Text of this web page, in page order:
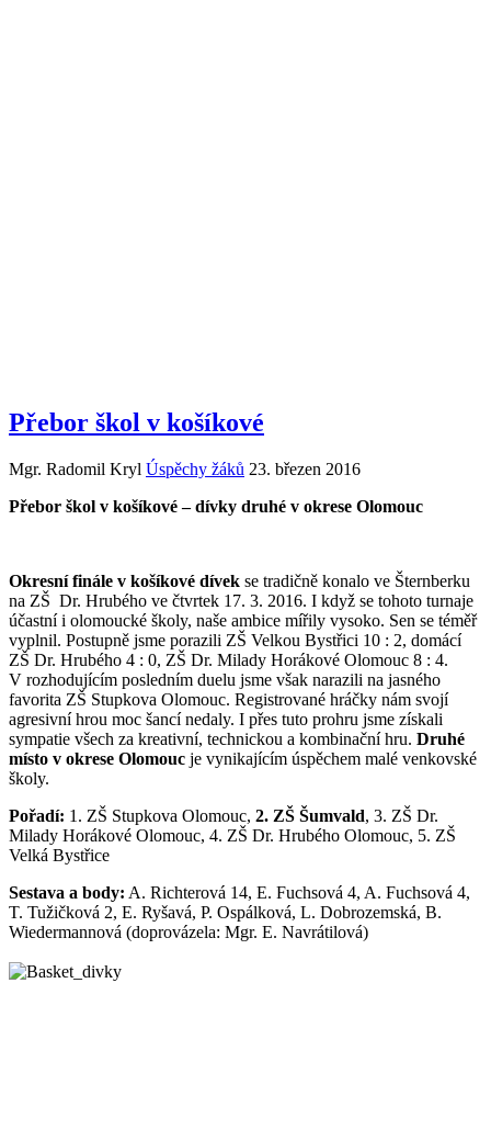
Přebor škol v košíkové
Mgr. Radomil Kryl Úspěchy žáků 23. březen 2016
Přebor škol v košíkové – dívky druhé v okrese Olomouc
Okresní finále v košíkové dívek se tradičně konalo ve Šternberku
na ZŠ Dr. Hrubého ve čtvrtek 17. 3. 2016. I když se tohoto turnaje
účastní i olomoucké školy, naše ambice mířily vysoko. Sen se téměř
vyplnil. Postupně jsme porazili ZŠ Velkou Bystřici 10 : 2, domácí
ZŠ Dr. Hrubého 4 : 0, ZŠ Dr. Milady Horákové Olomouc 8 : 4.
V rozhodujícím posledním duelu jsme však narazili na jasného
favorita ZŠ Stupkova Olomouc. Registrované hráčky nám svojí
agresivní hrou moc šancí nedaly. I přes tuto prohru jsme získali
sympatie všech za kreativní, technickou a kombinační hru. Druhé
místo v okrese Olomouc je vynikajícím úspěchem malé venkovské
školy.
Pořadí: 1. ZŠ Stupkova Olomouc, 2. ZŠ Šumvald, 3. ZŠ Dr.
Milady Horákové Olomouc, 4. ZŠ Dr. Hrubého Olomouc, 5. ZŠ
Velká Bystřice
Sestava a body: A. Richterová 14, E. Fuchsová 4, A. Fuchsová 4,
T. Tužičková 2, E. Ryšavá, P. Ospálková, L. Dobrozemská, B.
Wiedermannová (doprovázela: Mgr. E. Navrátilová)